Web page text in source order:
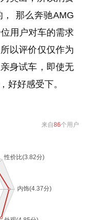
那么奔驰AMG
用户对车的需求
以评价仅仅作为
身试车，即使无
好好感受下。
来自86个用户